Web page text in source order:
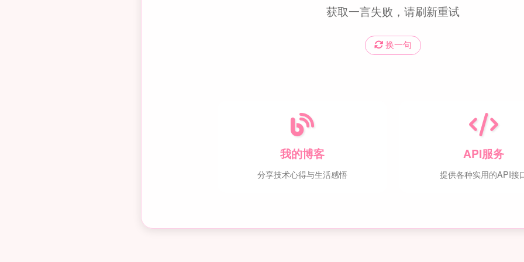
获取一言失败，请刷新重试
换一句
我的博客
分享技术心得与生活感悟
API服务
提供各种实用的API接